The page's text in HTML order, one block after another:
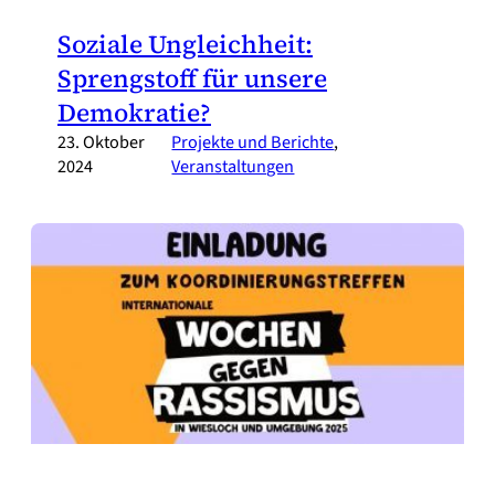
Soziale Ungleichheit:
Sprengstoff für unsere
Demokratie?
23. Oktober
2024
Projekte und Berichte
Veranstaltungen